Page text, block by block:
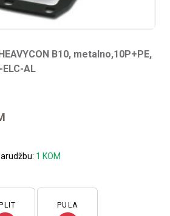
B10, metalno,10P+PE,
ELC-AL
1 KOM
PULA